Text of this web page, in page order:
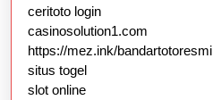
ceritoto login
casinosolution1.com
https://mez.ink/bandartotoresmi
situs togel
slot online